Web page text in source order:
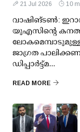
21 Jul 2026 10
വാഷിങ്ടണ്‍:
യുഎസിന്റെ
ജാഗ്രത
ഡിപ്പാര്‍ട്ട്മ...
READ MORE